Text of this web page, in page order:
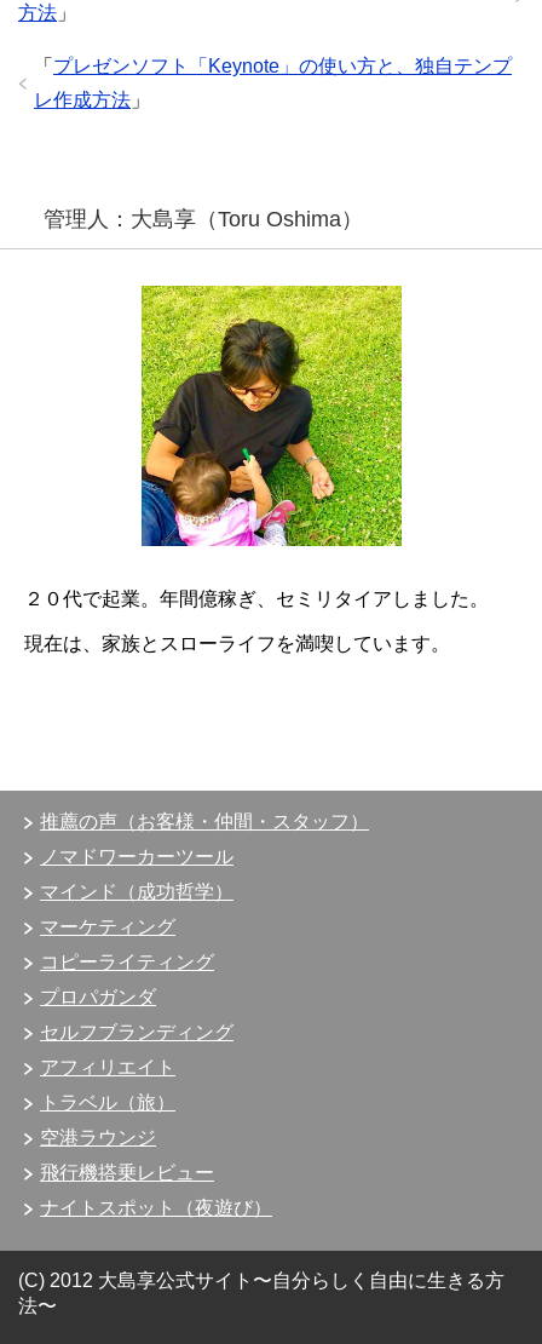
方法 」
「 プレゼンソフト「Keynote」の使い方と、独自テンプ
レ作成方法 」
管理人：大島享（Toru Oshima）
２０代で起業。 年間億稼ぎ、 セミリタイアしました。
現在は、 家族とスローライフを満喫しています。
推薦の声（お客様・仲間・スタッフ）
ノマドワーカーツール
マインド（成功哲学）
マーケティング
コピーライティング
プロパガンダ
セルフブランディング
アフィリエイト
トラベル（旅）
空港ラウンジ
飛行機搭乗レビュー
ナイトスポット（夜遊び）
(C) 2012 大島享公式サイト〜自分らしく自由に生きる方
法〜